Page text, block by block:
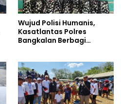
Wujud Polisi Humanis,
Kasatlantas Polres
Bangkalan Berbagi
Ahmad Ibrahim